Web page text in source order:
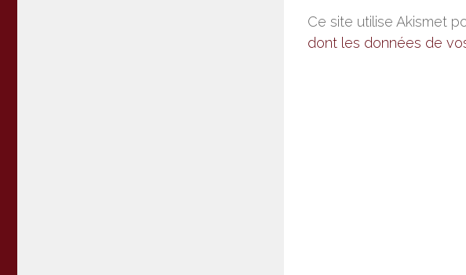
Ce site utilise Akismet
dont les données de